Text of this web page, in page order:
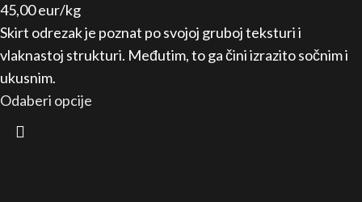
45,00 eur/kg
Skirt odrezak je poznat po svojoj gruboj teksturi i
vlaknastoj strukturi. Međutim, to ga čini izrazito sočnim i
ukusnim.
Odaberi opcije